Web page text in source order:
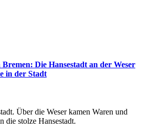
Die Hansestadt an der Weser
in der Stadt
Über die Weser kamen Waren und
die stolze Hansestadt.